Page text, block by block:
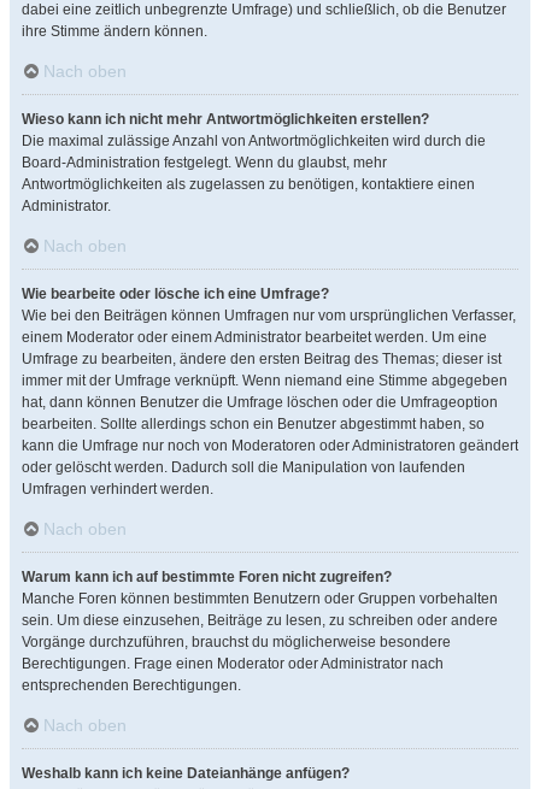
dabei eine zeitlich unbegrenzte Umfrage) und schließlich, ob die Benutzer
ihre Stimme ändern können.
Nach oben
Wieso kann ich nicht mehr Antwortmöglichkeiten erstellen?
Die maximal zulässige Anzahl von Antwortmöglichkeiten wird durch die
Board-Administration festgelegt. Wenn du glaubst, mehr
Antwortmöglichkeiten als zugelassen zu benötigen, kontaktiere einen
Administrator.
Nach oben
Wie bearbeite oder lösche ich eine Umfrage?
Wie bei den Beiträgen können Umfragen nur vom ursprünglichen Verfasser,
einem Moderator oder einem Administrator bearbeitet werden. Um eine
Umfrage zu bearbeiten, ändere den ersten Beitrag des Themas; dieser ist
immer mit der Umfrage verknüpft. Wenn niemand eine Stimme abgegeben
hat, dann können Benutzer die Umfrage löschen oder die Umfrageoption
bearbeiten. Sollte allerdings schon ein Benutzer abgestimmt haben, so
kann die Umfrage nur noch von Moderatoren oder Administratoren geändert
oder gelöscht werden. Dadurch soll die Manipulation von laufenden
Umfragen verhindert werden.
Nach oben
Warum kann ich auf bestimmte Foren nicht zugreifen?
Manche Foren können bestimmten Benutzern oder Gruppen vorbehalten
sein. Um diese einzusehen, Beiträge zu lesen, zu schreiben oder andere
Vorgänge durchzuführen, brauchst du möglicherweise besondere
Berechtigungen. Frage einen Moderator oder Administrator nach
entsprechenden Berechtigungen.
Nach oben
Weshalb kann ich keine Dateianhänge anfügen?